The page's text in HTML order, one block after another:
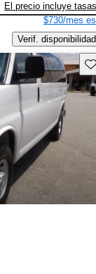
El precio incluye tasas
$730/mes
Verif. disponibilidad